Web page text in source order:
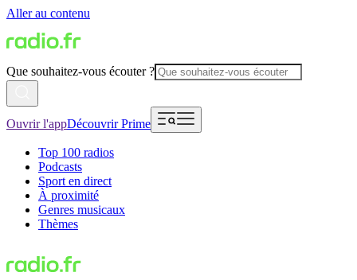
Aller au contenu
Que souhaitez-vous écouter ?
Ouvrir l'appDécouvrir Prime
Top 100 radios
Podcasts
Sport en direct
À proximité
Genres musicaux
Thèmes